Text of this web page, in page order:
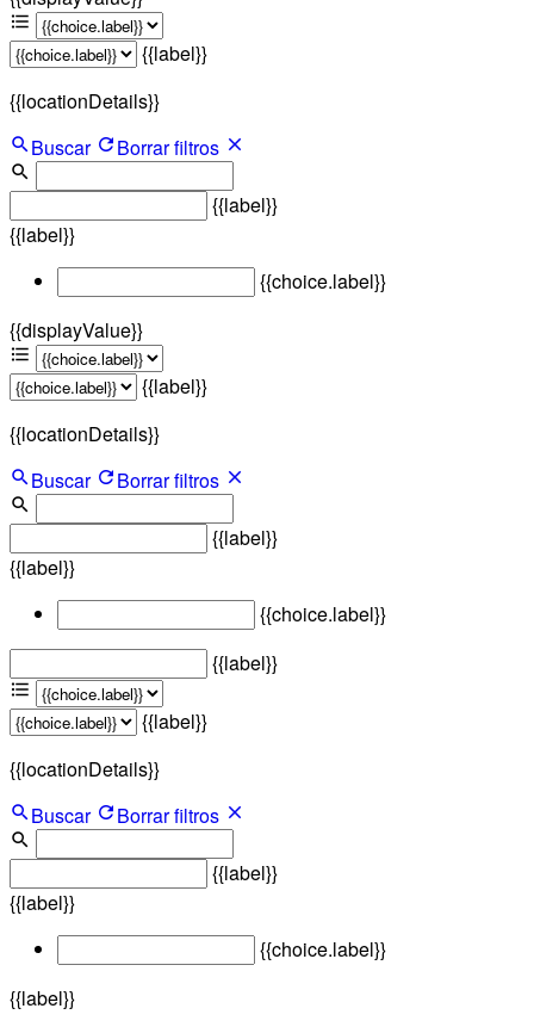
{{label}}
{{locationDetails}}
Buscar
Borrar filtros
{{label}}
{{label}}
{{choice.label}}
{{displayValue}}
{{label}}
{{locationDetails}}
Buscar
Borrar filtros
{{label}}
{{label}}
{{choice.label}}
{{label}}
{{label}}
{{locationDetails}}
Buscar
Borrar filtros
{{label}}
{{label}}
{{choice.label}}
{{label}}